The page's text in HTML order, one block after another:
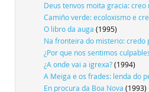
Deus tenvos moita gracia:
Camiño verde: ecoloxismo e
O libro da auga (1995)
Na fronteira do misterio: credo
¿Por que nos sentimos
¿A onde vai a igrexa?(1994)
A Meiga e os frades: lenda do
En procura da Boa Nova (1993)